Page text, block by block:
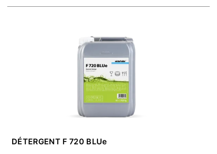
DÉTERGENT F 720 BLUe